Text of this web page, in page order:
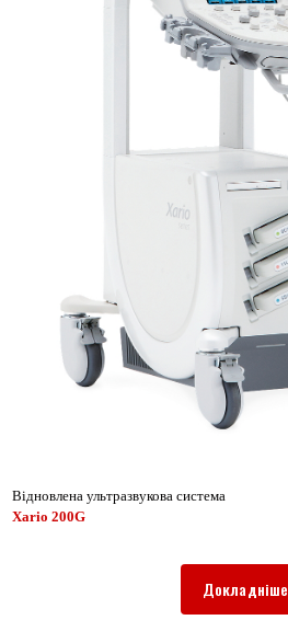
Відновлена ультразвукова система
Xario 200G
Докладніше